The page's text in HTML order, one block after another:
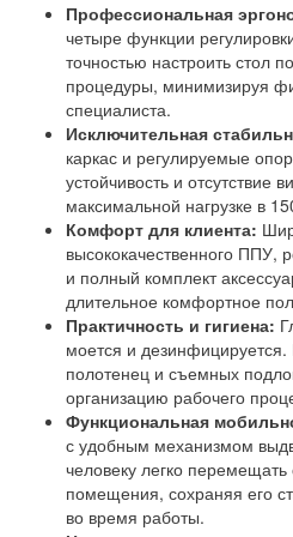
Профессиональная
четыре функции
точностью настроить стол
процедуры, минимизируя
специалиста.
Исключительная
каркас и регулируемые
устойчивость и отсутствие
максимальной нагрузке в
Комфорт для клиента:
высококачественного ППУ,
и полный комплект
длительное комфортное
Практичность и гигиена:
моется и
полотенец и съемных
организацию рабочего
Функциональная
с удобным механизмом
человеку легко
помещения, сохраняя его
во время работы.